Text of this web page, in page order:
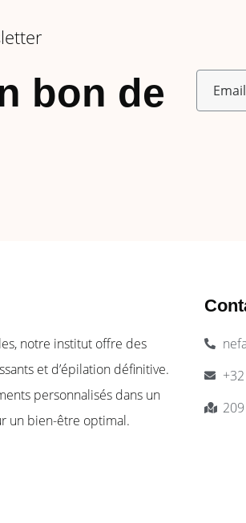
bon de
notre institut offre des
et d’épilation définitive.
personnalisés dans un
un bien-être optimal.